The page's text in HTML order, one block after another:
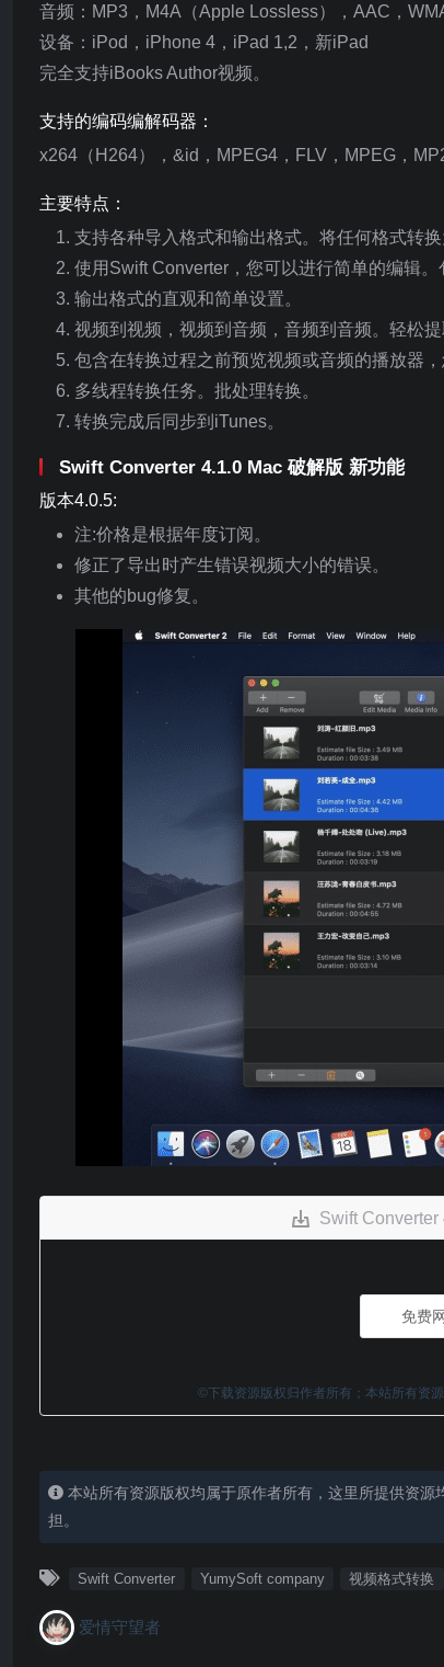
音频：MP3，M4A（Apple Lossless），AAC，
设备：iPod，iPhone 4，iPad 1,2，新iPad
完全支持iBooks Author视频。
支持的编码编解码器：
x264（H264），&id，MPEG4，FLV，MPEG，
主要特点：
支持各种导入格式和输出格式。将任何格式转换
使用Swift Converter，您可以进行简单的编辑
输出格式的直观和简单设置。
视频到视频，视频到音频，音频到音频。轻松
包含在转换过程之前预览视频或音频的播放器
多线程转换任务。批处理转换。
转换完成后同步到iTunes。
Swift Converter 4.1.0 Mac 破解版 新功能
版本4.0.5:
注:价格是根据年度订阅。
修正了导出时产生错误视频大小的错误。
其他的bug修复。
Swift
免费
©下载资源版权归作者所有；本站所有资
本站所有资源版权均属于原作者所有，这里所提供资
担。
Swift Converter YumySoft company 视频格式转换
爱情守望者